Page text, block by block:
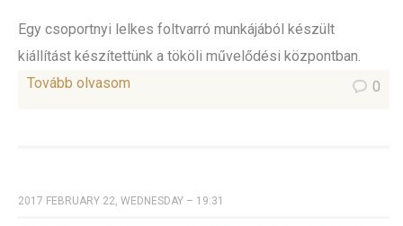
Egy csoportnyi lelkes foltvarró munkájából készült
kiállítást készítettünk a tököli művelődési központban.
Tovább olvasom
0
2017 FEBRUARY 22, WEDNESDAY – 19:31